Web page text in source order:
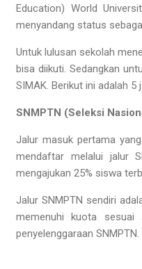
Education) World
menyandang status
Untuk lulusan sekolah
bisa diikuti. Sedangkan
SIMAK. Berikut ini adalah
SNMPTN (Seleksi
Jalur masuk pertama
mendaftar melalui jalur
mengajukan 25% siswa
Jalur SNMPTN sendiri
memenuhi kuota
penyelenggaraan SNMPTN.